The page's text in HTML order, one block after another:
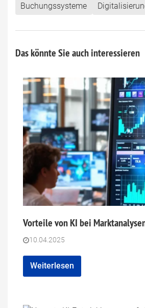
Buchungssysteme
Das könnte Sie auch interessieren
Vorteile von KI bei
10.04.2025
Weiterlesen